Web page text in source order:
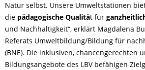
Natur selbst. Unsere Umweltstationen
die pädagogische Qualität für
und Nachhaltigkeit“, erklärt Magdalena
Referats Umweltbildung/Bildung für
(BNE). Die inklusiven, chancengerechten
Bildungsangebote des LBV befähigen